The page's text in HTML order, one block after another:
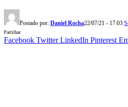
Postado por: Daniel Rocha22/07/21 - 17:03
Partilhar
Facebook Twitter LinkedIn Pinterest